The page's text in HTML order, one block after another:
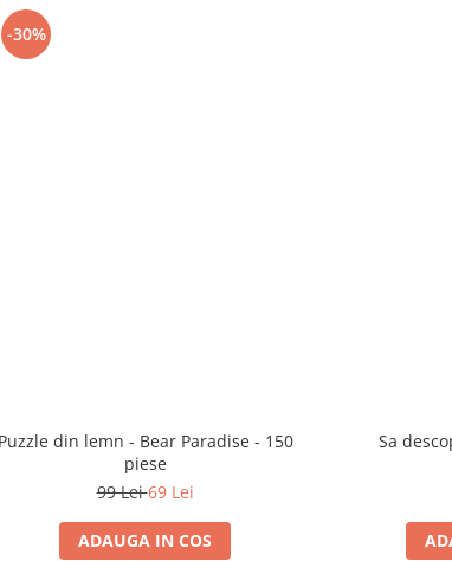
-30%
Puzzle din lemn - Bear Paradise - 150
piese
99 Lei69 Lei
ADAUGA IN COS
Sa